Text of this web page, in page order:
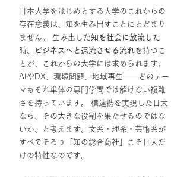
日本大学をはじめとする大学のこれからの
存在意義は、知を生み出すことにとどまり
ません。 生み出した知を社会に放流した
時、ビジネスへと還流させる流れを持つこ
とが、これからの大学には求められます。
AIやDX、環境問題、地域再生――どのテー
マもそれ単体の専門学問では解けない複雑
さを持っています。 横連携を実現した日大
なら、その大きな役割を果たせるのではな
いか、と考えます。文系・理系・芸術系が
すべてそろう「知の総合商社」こそ日大だ
けの特性なのです。